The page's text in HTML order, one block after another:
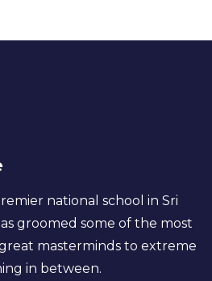
national school in Sri
groomed some of the most
masterminds to extreme
in between.